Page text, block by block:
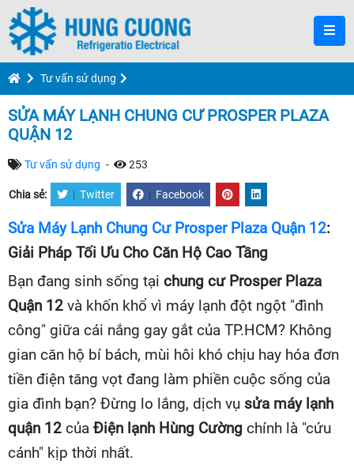
Tư vấn sử dụng
SỬA MÁY LẠNH CHUNG CƯ PROSPER PLAZA
QUẬN 12
Tư vấn sử dụng - 253
Chia sẻ: | Twitter | Facebook
Sửa Máy Lạnh Chung Cư Prosper Plaza Quận 12:
Giải Pháp Tối Ưu Cho Căn Hộ Cao Tầng
Bạn đang sinh sống tại chung cư Prosper Plaza
Quận 12 và khốn khổ vì máy lạnh đột ngột "đình
công" giữa cái nắng gay gắt của TP.HCM? Không
gian căn hộ bí bách, mùi hôi khó chịu hay hóa đơn
tiền điện tăng vọt đang làm phiền cuộc sống của
gia đình bạn? Đừng lo lắng, dịch vụ sửa máy lạnh
quận 12 của Điện lạnh Hùng Cường chính là "cứu
cánh" kịp thời nhất.